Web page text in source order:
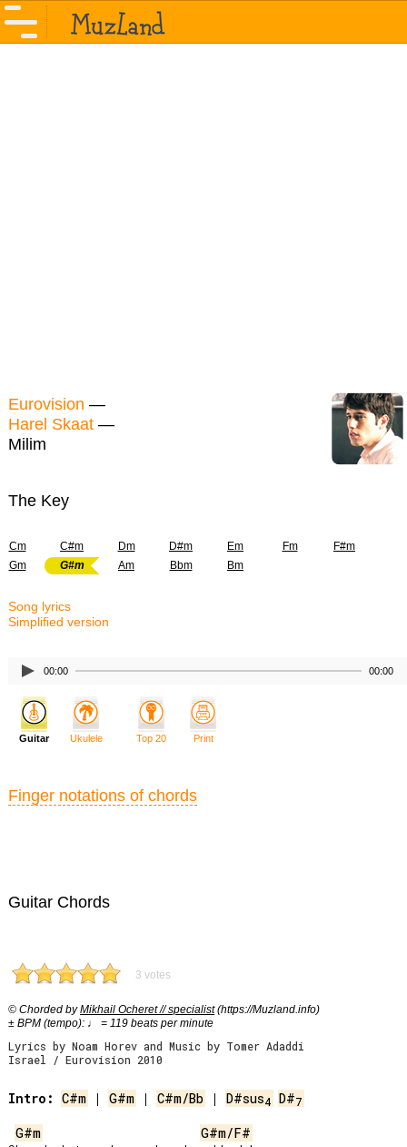
Eurovision —
Harel Skaat —
Milim
The Key
Cm C#m Dm D#m Em Fm
F#m
Gm
G#m Am Bbm Bm
Song lyrics
Simplified version
00:00 00:00
Guitar Chords
3 votes
© Chorded byMikhail Ocheret // specialist(https://Muzland.info)
± BPM (tempo): ♩ = 119 beats per minute
Lyrics by Noam Horev and Music by Tomer Adaddi
Israel / Eurovision 2010
Intro: C#m | G#m | C#m/Bb | D#sus4 D#7
G#m
G#m/F#
Guitar Ukulele Top 20 Print
Finger notations of chords